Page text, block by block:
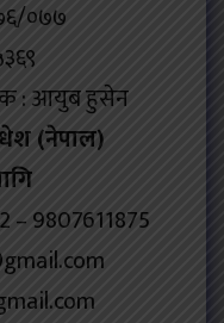
०७७
: आयुब हुसेन
(नेपाल)
– 9807611875